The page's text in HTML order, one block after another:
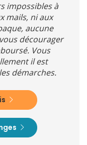
impossibles à
mails, ni aux
aucune
décourager
Vous
il est
démarches.